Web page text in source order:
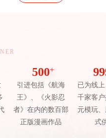
500+
引进包括《航海
王》、《火影忍
者》在内的数百部
正版漫画作品
已为线
千家客
元模玩
式